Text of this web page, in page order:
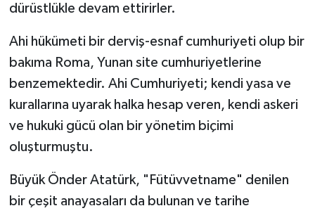
dürüstlükle devam ettirirler.
Ahi hükümeti bir derviş-esnaf cumhuriyeti olup bir
bakıma Roma, Yunan site cumhuriyetlerine
benzemektedir. Ahi Cumhuriyeti; kendi yasa ve
kurallarına uyarak halka hesap veren, kendi askeri
ve hukuki gücü olan bir yönetim biçimi
oluşturmuştu.
Büyük Önder Atatürk, "Fütüvvetname" denilen
bir çeşit anayasaları da bulunan ve tarihe